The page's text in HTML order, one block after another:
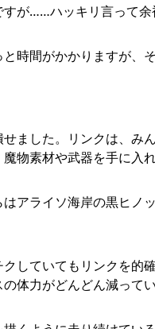
が……ハッキリ言って余
時間がかかりますが、
ました。リンクは、
物素材や武器を手に入れ
アライソ海岸の黒ヒノッ
していてもリンクを
体力がどんどん減ってい